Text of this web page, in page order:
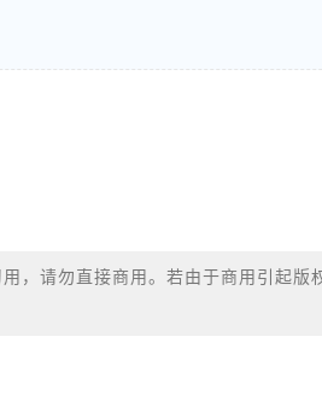
，请勿直接商用。若由于商用引起版